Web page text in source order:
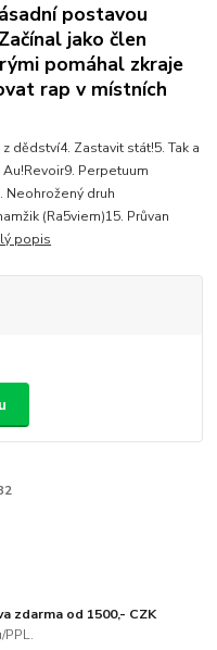
postavou
jako člen
pomáhal zkraje
rap v místních
dědství4. Zastavit stát!5. Tak a
Perpetuum
Neohrožený druh
(Ra5viem)15. Průvan
popis
zdarma od 1500,- CZK